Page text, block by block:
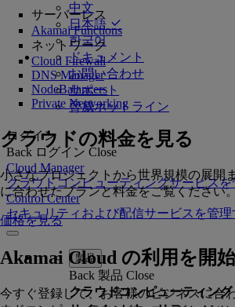
中文
日本語
한국어
ドキュメント
お問い合わせ
サポート
脅威ホットライン
ログイン
Back ログイン Close
Cloud Manager
クラウドコンピューティングサービスを
Control Center
セキュリティおよび配信サービスを管理
製品
Back 製品 Close
クラウドコンピューティング
サーバーレス
Akamai Functions
ネットワーク
Cloud Firewall
DNS Manager
NodeBalancers
Private Networking
クラウドの料金を見る
小さなプロジェクトから世界規模の展開
に合わせたプランと料金をご覧ください
価格を見る
Akamai Cloud の利用を開
今すぐ登録して、お客様のビジネスに合